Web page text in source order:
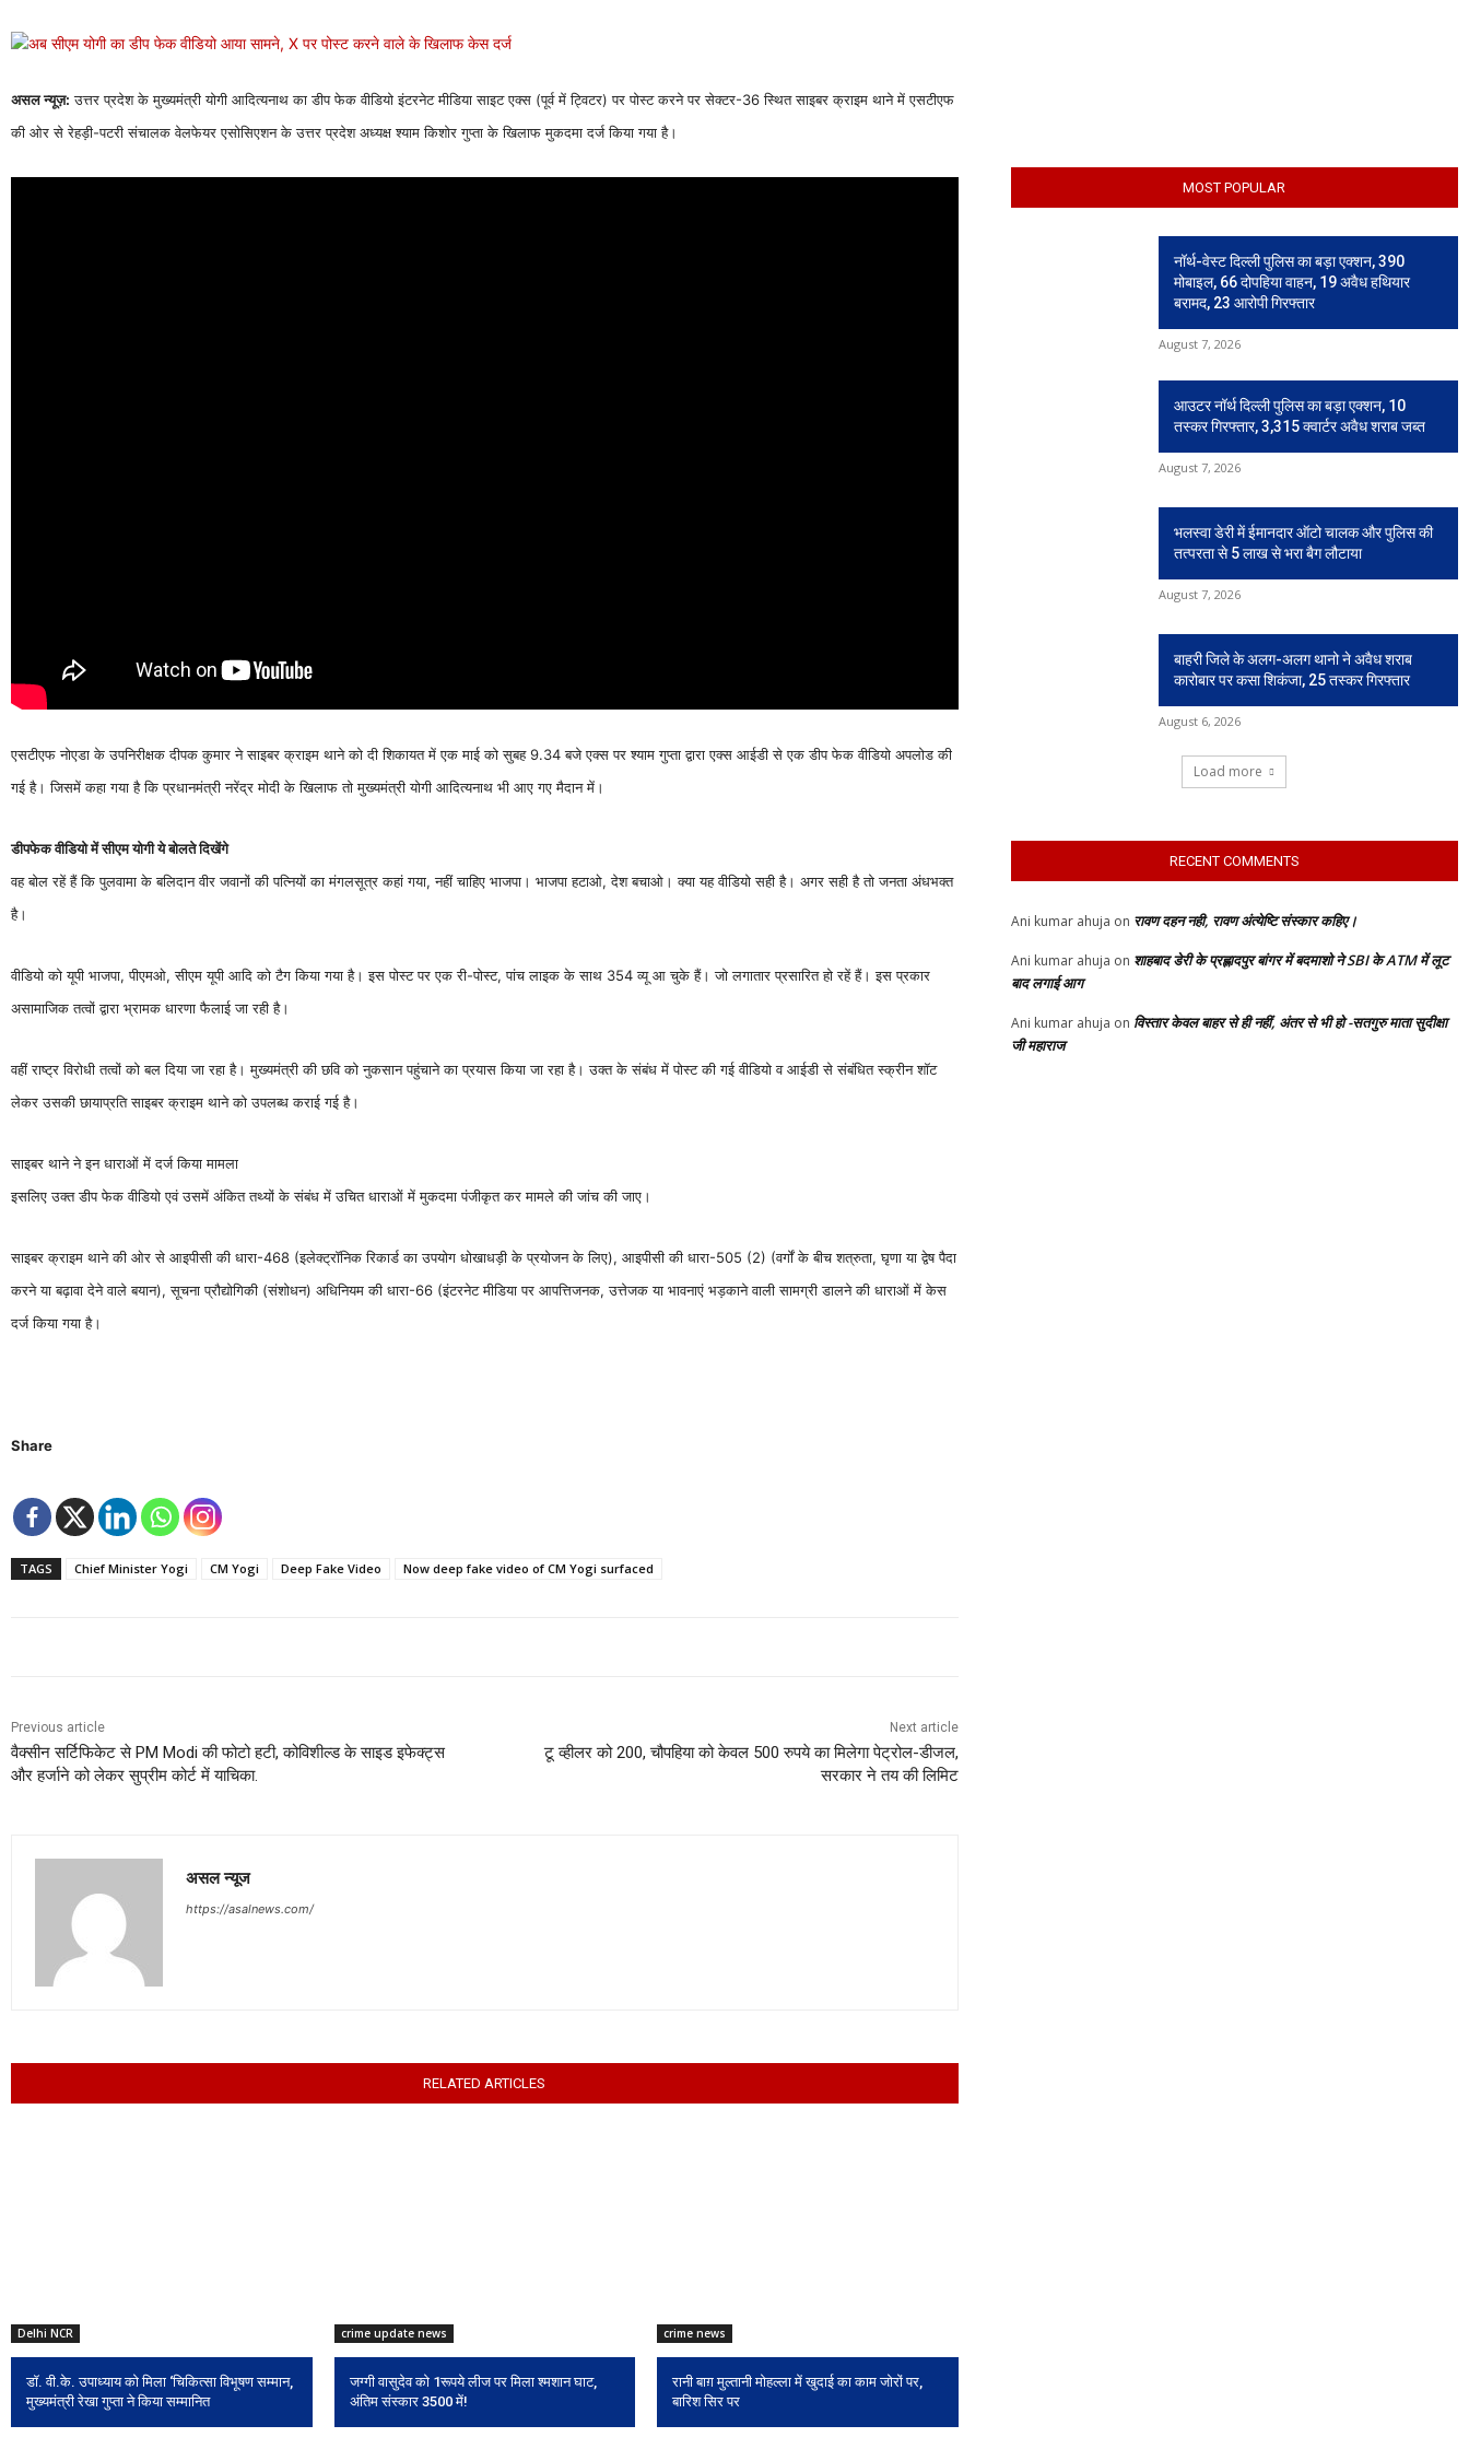
असल न्यूज़: उत्तर प्रदेश के मुख्यमंत्री योगी आदित्यनाथ का डीप फेक वीडियो इंटरनेट मीडिया साइट एक्स (पूर्व में ट्विटर) पर पोस्ट करने पर सेक्टर-36 स्थित साइबर क्राइम थाने में एसटीएफ
की ओर से रेहड़ी-पटरी संचालक वेलफेयर एसोसिएशन के उत्तर प्रदेश अध्यक्ष श्याम किशोर गुप्ता के खिलाफ मुकदमा दर्ज किया गया है।
एसटीएफ नोएडा के उपनिरीक्षक दीपक कुमार ने साइबर क्राइम थाने को दी शिकायत में एक माई को सुबह 9.34 बजे एक्स पर श्याम गुप्ता द्वारा एक्स आईडी से एक डीप फेक वीडियो अपलोड की
गई है। जिसमें कहा गया है कि प्रधानमंत्री नरेंद्र मोदी के खिलाफ तो मुख्यमंत्री योगी आदित्यनाथ भी आए गए मैदान में।
डीपफेक वीडियो में सीएम योगी ये बोलते दिखेंगे
वह बोल रहें हैं कि पुलवामा के बलिदान वीर जवानों की पत्नियों का मंगलसूत्र कहां गया, नहीं चाहिए भाजपा। भाजपा हटाओ, देश बचाओ। क्या यह वीडियो सही है। अगर सही है तो जनता अंधभक्त
है।
वीडियो को यूपी भाजपा, पीएमओ, सीएम यूपी आदि को टैग किया गया है। इस पोस्ट पर एक री-पोस्ट, पांच लाइक के साथ 354 व्यू आ चुके हैं। जो लगातार प्रसारित हो रहें हैं। इस प्रकार
असामाजिक तत्वों द्वारा भ्रामक धारणा फैलाई जा रही है।
वहीं राष्ट्र विरोधी तत्वों को बल दिया जा रहा है। मुख्यमंत्री की छवि को नुकसान पहुंचाने का प्रयास किया जा रहा है। उक्त के संबंध में पोस्ट की गई वीडियो व आईडी से संबंधित स्क्रीन शॉट
लेकर उसकी छायाप्रति साइबर क्राइम थाने को उपलब्ध कराई गई है।
साइबर थाने ने इन धाराओं में दर्ज किया मामला
इसलिए उक्त डीप फेक वीडियो एवं उसमें अंकित तथ्यों के संबंध में उचित धाराओं में मुकदमा पंजीकृत कर मामले की जांच की जाए।
साइबर क्राइम थाने की ओर से आइपीसी की धारा-468 (इलेक्ट्रॉनिक रिकार्ड का उपयोग धोखाधड़ी के प्रयोजन के लिए), आइपीसी की धारा-505 (2) (वर्गों के बीच शत्रुता, घृणा या द्वेष पैदा
करने या बढ़ावा देने वाले बयान), सूचना प्रौद्योगिकी (संशोधन) अधिनियम की धारा-66 (इंटरनेट मीडिया पर आपत्तिजनक, उत्तेजक या भावनाएं भड़काने वाली सामग्री डालने की धाराओं में केस
दर्ज किया गया है।
Share
TAGS Chief Minister Yogi CM Yogi Deep Fake Video Now deep fake video of CM Yogi surfaced
Previous article
वैक्सीन सर्टिफिकेट से PM Modi की फोटो हटी, कोविशील्ड के साइड इफेक्ट्स
और हर्जाने को लेकर सुप्रीम कोर्ट में याचिका.
Next article
टू व्हीलर को 200, चौपहिया को केवल 500 रुपये का मिलेगा पेट्रोल-डीजल,
सरकार ने तय की लिमिट
असल न्यूज
https://asalnews.com/
RELATED ARTICLES
Delhi NCR
डॉ. वी.के. उपाध्याय को मिला ‘चिकित्सा विभूषण सम्मान,
मुख्यमंत्री रेखा गुप्ता ने किया सम्मानित
crime update news
जग्गी वासुदेव को 1रूपये लीज पर मिला श्मशान घाट,
अंतिम संस्कार 3500 में!
crime news
रानी बाग़ मुल्तानी मोहल्ला में खुदाई का काम जोरों पर,
बारिश सिर पर
MOST POPULAR
नॉर्थ-वेस्ट दिल्ली पुलिस का बड़ा एक्शन, 390
मोबाइल, 66 दोपहिया वाहन, 19 अवैध हथियार
बरामद, 23 आरोपी गिरफ्तार
August 7, 2026
आउटर नॉर्थ दिल्ली पुलिस का बड़ा एक्शन, 10
तस्कर गिरफ्तार, 3,315 क्वार्टर अवैध शराब जब्त
August 7, 2026
भलस्वा डेरी में ईमानदार ऑटो चालक और पुलिस की
तत्परता से 5 लाख से भरा बैग लौटाया
August 7, 2026
बाहरी जिले के अलग-अलग थानो ने अवैध शराब
कारोबार पर कसा शिकंजा, 25 तस्कर गिरफ्तार
August 6, 2026
Load more
RECENT COMMENTS
Ani kumar ahuja on रावण दहन नही, रावण अंत्येष्टि संस्कार कहिए।
Ani kumar ahuja on शाहबाद डेरी के प्रह्लादपुर बांगर में बदमाशो ने SBI के ATM में लूट
बाद लगाई आग
Ani kumar ahuja on विस्तार केवल बाहर से ही नहीं, अंतर से भी हो -सतगुरु माता सुदीक्षा
जी महाराज